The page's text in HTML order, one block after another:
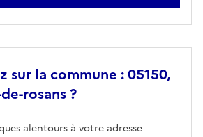
sur la commune : 05150,
rosans ?
alentours à votre adresse